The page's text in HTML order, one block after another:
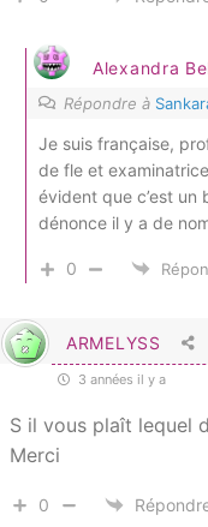
Alexandra
Répondre à
Je suis française,
de fle et
évident que c’est un
dénonce il y a de
0
ARMELYSS
3 années il y a
S il vous plaît lequel
Merci
0